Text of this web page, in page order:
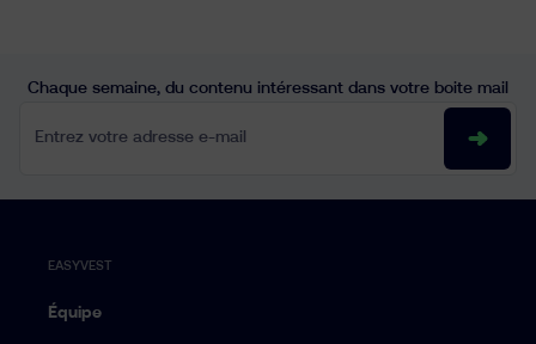
Chaque semaine, du contenu intéressant dans votre boite mail
EASYVEST
Équipe